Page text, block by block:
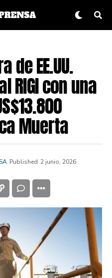
de EE.UU.
RIGI con una
Muerta
Published 2 junio, 2026